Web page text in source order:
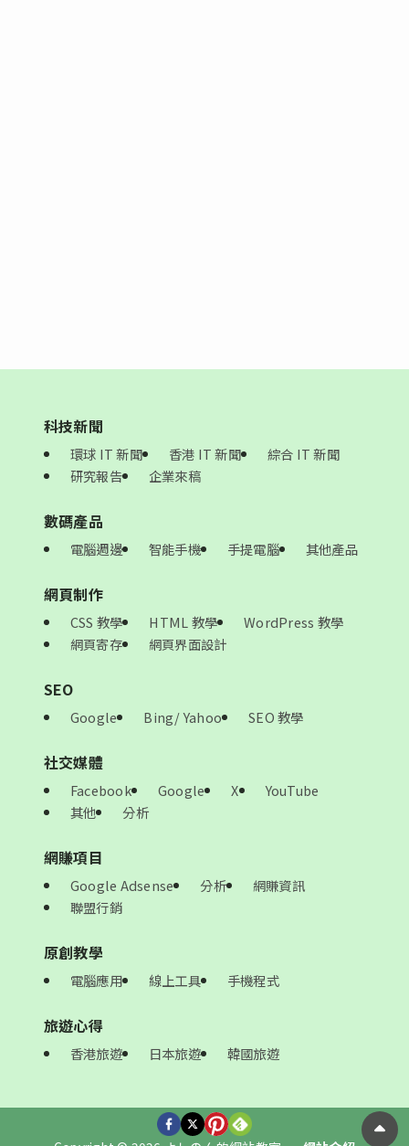
科技新聞
環球 IT 新聞 香港 IT 新聞
綜合 IT 新聞
研究報告
企業來稿
數碼產品
電腦週邊 智能手機 手提電腦 其他產品
網頁制作
CSS 教學 HTML 教學
WordPress 教學
網頁寄存
網頁界面設計
SEO
Google Bing/ Yahoo SEO 教學
社交媒體
Facebook Google X
YouTube
其他
分析
網賺項目
Google Adsense 分析
網賺資訊
聯盟行銷
原創教學
電腦應用 線上工具 手機程式
旅遊心得
香港旅遊 日本旅遊 韓國旅遊